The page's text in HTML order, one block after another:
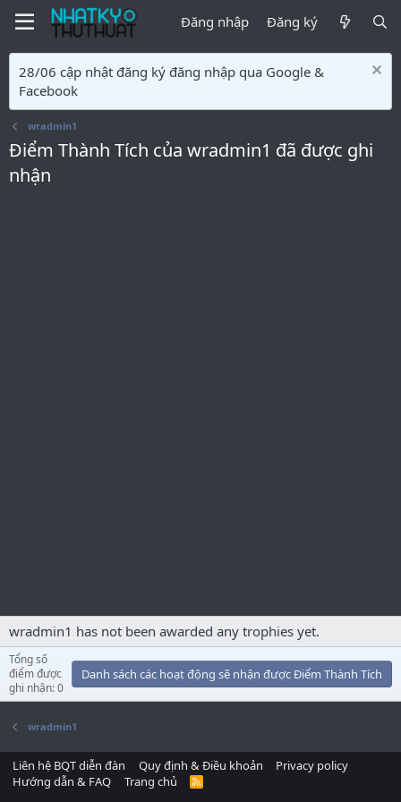
Đăng nhập Đăng ký
28/06 cập nhật đăng ký đăng nhập qua Google &
Facebook
wradmin1
Điểm Thành Tích của wradmin1 đã được ghi
nhận
wradmin1 has not been awarded any trophies yet.
Tổng số
điểm được
ghi nhận: 0
Danh sách các hoạt động sẽ nhận được Điểm Thành Tích
wradmin1
Liên hệ BQT diễn đàn Quy định & Điều khoản
Privacy policy
Hướng dẫn & FAQ
Trang chủ
R